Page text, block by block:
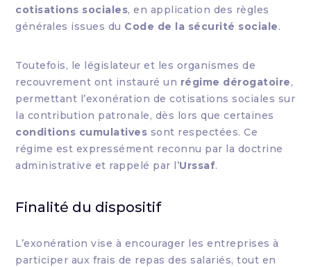
cotisations sociales, en application des règles
générales issues du Code de la sécurité sociale.
Toutefois, le législateur et les organismes de
recouvrement ont instauré un régime dérogatoire,
permettant l’exonération de cotisations sociales sur
la contribution patronale, dès lors que certaines
conditions cumulatives sont respectées. Ce
régime est expressément reconnu par la doctrine
administrative et rappelé par l’Urssaf.
Finalité du dispositif
L’exonération vise à encourager les entreprises à
participer aux frais de repas des salariés, tout en